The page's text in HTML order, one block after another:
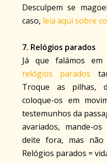
Desculpem se
caso, leia aqui sobre
7. Relógios parados
Já que falámos
relógios parados
Troque as pilhas,
coloque-os em
testemunhos da
avariados, mande-
deite fora, mas não
Relógios parados =